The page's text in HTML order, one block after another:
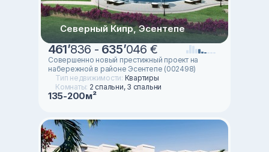
Северный Кипр, Эсентепе
461’836 - 635’046 €
Совершенно новый престижный проект на
набережной в районе Эсентепе (002498)
Тип недвижимости: Квартиры
Комнаты: 2 спальни, 3 спальни
135-200м²